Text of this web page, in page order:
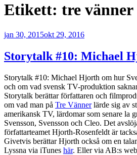
Etikett: tre vänner
Publicerat
jan 30, 2015okt 29, 2016
Storytalk #10: Michael
Storytalk #10: Michael Hjorth om hur
och om vad svensk TV-produktion
Storytalk berättar författaren och
om vad man på Tre Vännerlärde sig av
amerikansk TV, lärdomar som senare la
Svensson, Svensson och Cleo. Det
författarteamet Hjorth-Rosenfeldt är
Givetvis berättar Hjorth också om en
Lyssna via iTunes här. Eller via AB:s